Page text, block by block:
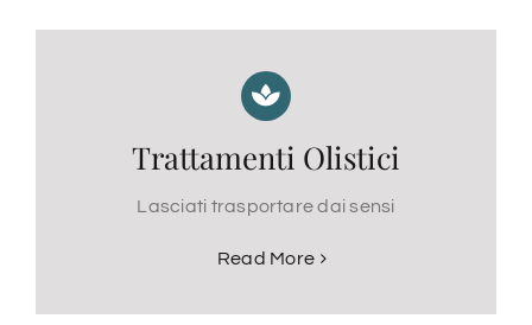
Trattamenti Olistici
Lasciati trasportare dai sensi
Read More